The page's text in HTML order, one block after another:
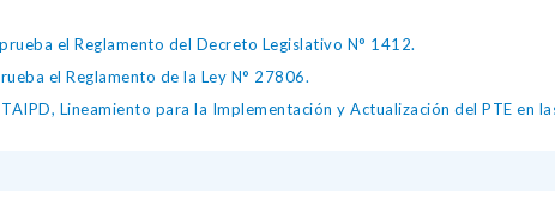
el Reglamento del Decreto Legislativo N° 1412.
el Reglamento de la Ley N° 27806.
Lineamiento para la Implementación y Actualización del PTE en